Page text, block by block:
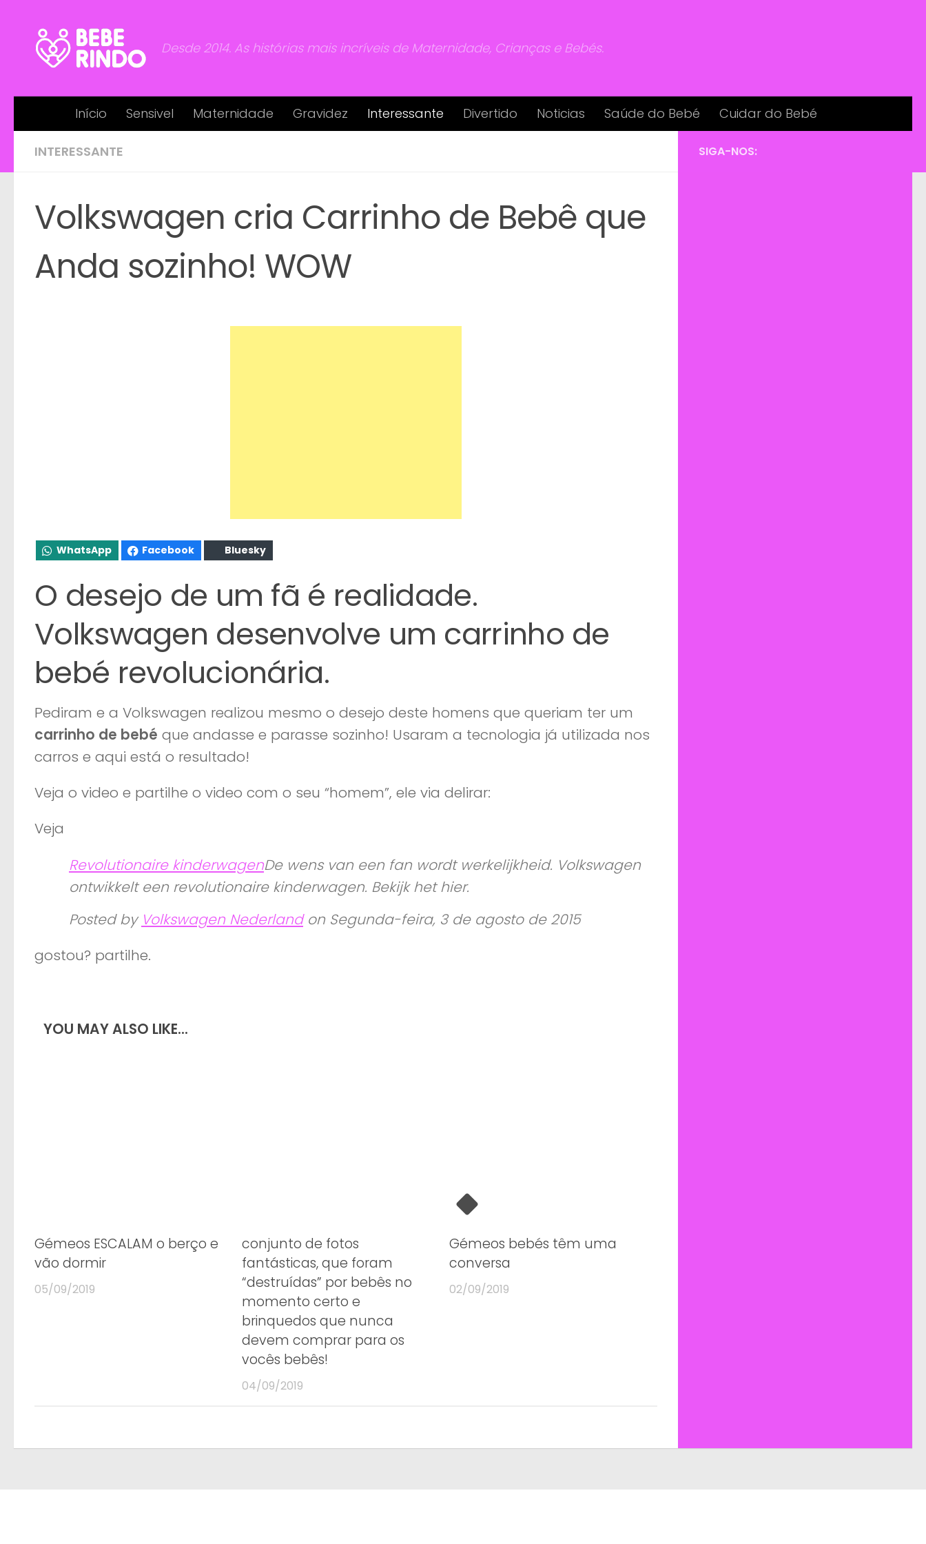
Desde 2014. As histórias mais incríveis de Maternidade, Crianças e Bebés.
Início Sensivel Maternidade Gravidez Interessante Divertido Noticias Saúde do Bebé Cuidar do Bebé
INTERESSANTE
Volkswagen cria Carrinho de Bebê que
Anda sozinho! WOW
WhatsApp Facebook Bluesky
O desejo de um fã é realidade.
Volkswagen desenvolve um carrinho de
bebé revolucionária.
Pediram e a Volkswagen realizou mesmo o desejo deste homens que queriam ter um
carrinho de bebé que andasse e parasse sozinho! Usaram a tecnologia já utilizada nos
carros e aqui está o resultado!
Veja o video e partilhe o video com o seu “homem”, ele via delirar:
Veja
Revolutionaire kinderwagenDe wens van een fan wordt werkelijkheid. Volkswagen
ontwikkelt een revolutionaire kinderwagen. Bekijk het hier.
Posted by Volkswagen Nederlandon Segunda-feira, 3 de agosto de 2015
gostou? partilhe.
YOU MAY ALSO LIKE...
Gémeos ESCALAM o berço e
vão dormir
05/09/2019
conjunto de fotos
fantásticas, que foram
“destruídas” por bebês no
momento certo e
brinquedos que nunca
devem comprar para os
vocês bebês!
04/09/2019
Gémeos bebés têm uma
conversa
02/09/2019
SIGA-NOS: